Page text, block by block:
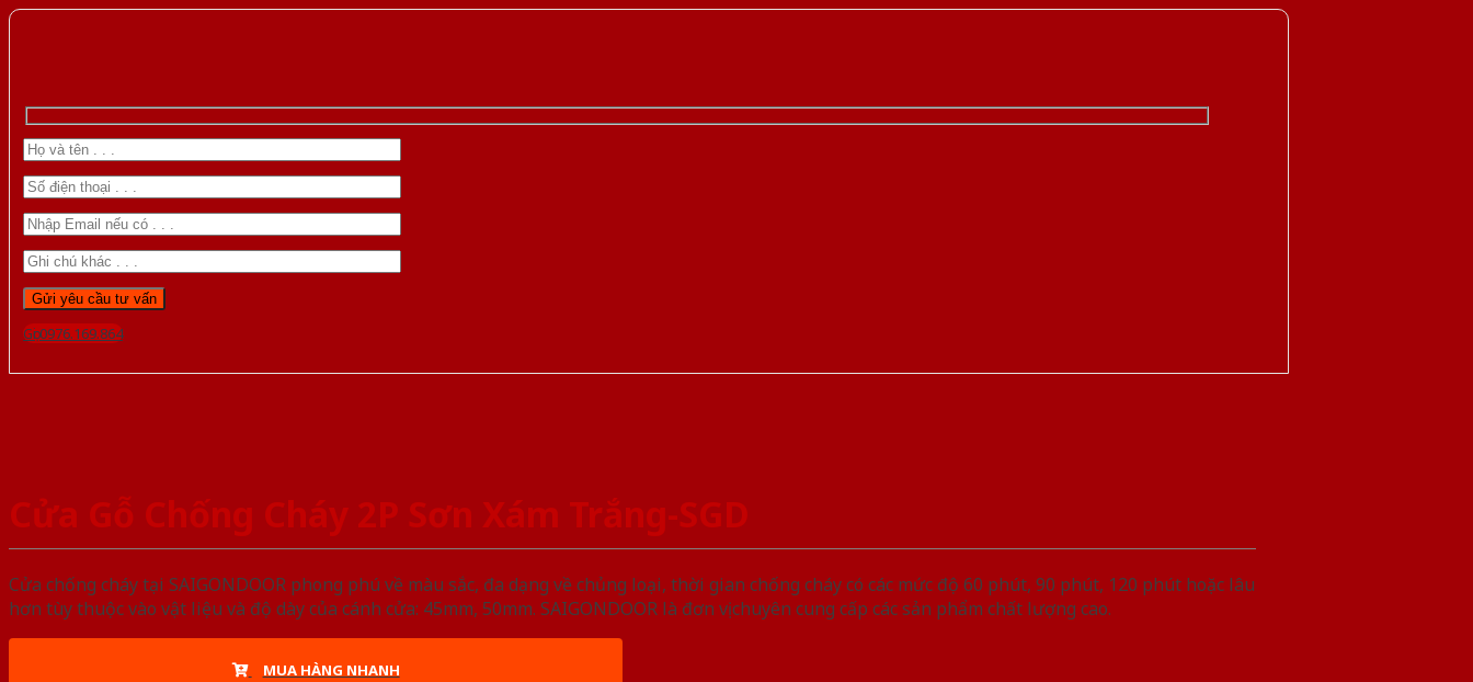
Gọi 0976.169.864
Cửa Gỗ Chống Cháy 2P Sơn Xám Trắng-SGD
Cửa chống cháy tại SAIGONDOOR phong phú về màu sắc, đa dạng về chủng loại, thời gian chống cháy có các mức độ 60 phút, 90 phút, 120 phút hoặc lâu
hơn tùy thuộc vào vật liệu và độ dày của cánh cửa: 45mm, 50mm. SAIGONDOOR là đơn vị chuyên cung cấp các sản phẩm chất lượng cao.
MUA HÀNG NHANH